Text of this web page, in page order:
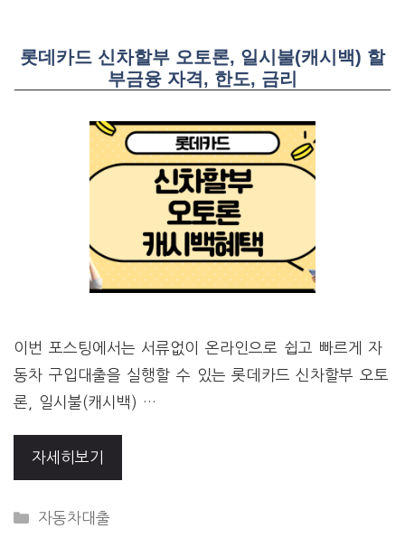
롯데카드 신차할부 오토론, 일시불(캐시백) 할
부금융 자격, 한도, 금리
이번 포스팅에서는 서류없이 온라인으로 쉽고 빠르게 자
동차 구입대출을 실행할 수 있는 롯데카드 신차할부 오토
론, 일시불(캐시백) …
자세히보기
CATEGORIES
자동차대출